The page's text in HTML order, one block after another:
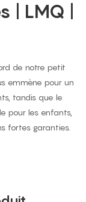
| LMQ |
de notre petit
emmène pour un
tandis que le
pour les enfants,
fortes garanties.